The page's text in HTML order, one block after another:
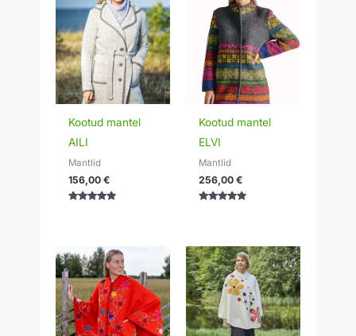
Kootud mantel
AILI
Mantlid
156,00€
Kootud mantel
ELVI
Mantlid
256,00€
Hinnavahemik:
139,00 €
kuni
149,00 €